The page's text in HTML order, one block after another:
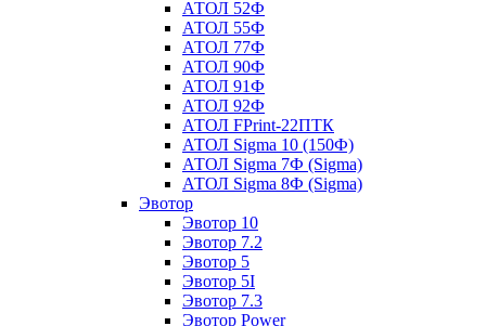
АТОЛ 52Ф
АТОЛ 55Ф
АТОЛ 77Ф
АТОЛ 90Ф
АТОЛ 91Ф
АТОЛ 92Ф
АТОЛ FPrint-22ПТК
АТОЛ Sigma 10 (150Ф)
АТОЛ Sigma 7Ф (Sigma)
АТОЛ Sigma 8Ф (Sigma)
Эвотор
Эвотор 10
Эвотор 7.2
Эвотор 5
Эвотор 5I
Эвотор 7.3
Эвотор Power